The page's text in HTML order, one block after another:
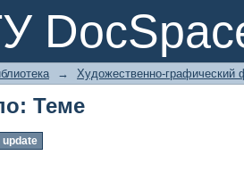
Теме
→ Художественно-графический
Теме